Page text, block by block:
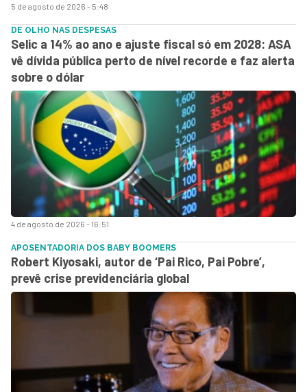
5 de agosto de 2026 - 5:48
4 de agosto de 2026 - 16:51
DE OLHO NAS DESPESAS
Selic a 14% ao ano e ajuste fiscal só em 2028: ASA
vê dívida pública perto de nível recorde e faz alerta
sobre o dólar
APOSENTADORIA DOS BABY BOOMERS
Robert Kiyosaki, autor de ‘Pai Rico, Pai Pobre’,
prevê crise previdenciária global